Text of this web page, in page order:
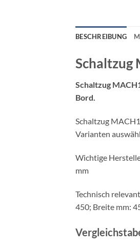
BESCHREIBUNG
Schaltzug
Schaltzug
Bord.
Schaltzug
Varianten
Wichtige
mm
Technisch
450; Breite mm: